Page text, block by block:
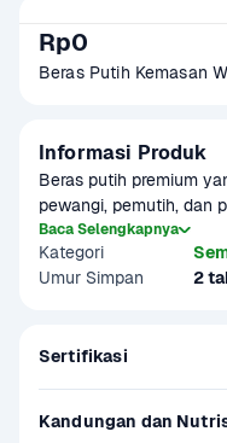
Rp0
Beras Putih Kemasan
Informasi Produk
Beras putih premium
pewangi, pemutih, dan
Baca Selengkapnya
Kategori
Umur Simpan
2
Sertifikasi
Kandungan dan